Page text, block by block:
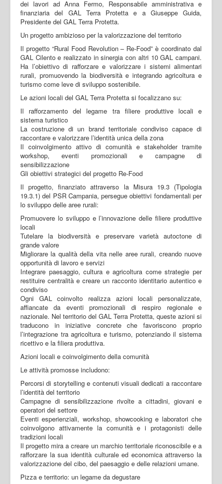
dei lavori ad Anna Fermo, Responsabile amministrativa e
finanziaria del GAL Terra Protetta e a Giuseppe Guida,
Presidente del GAL Terra Protetta.
Un progetto ambizioso per la valorizzazione del territorio
Il progetto “Rural Food Revolution – Re-Food” è coordinato dal
GAL Cilento e realizzato in sinergia con altri 10 GAL campani.
Ha l’obiettivo di rafforzare e valorizzare i sistemi alimentari
rurali, promuovendo la biodiversità e integrando agricoltura e
turismo come leve di sviluppo sostenibile.
Le azioni locali del GAL Terra Protetta si focalizzano su:
Il rafforzamento del legame tra filiere produttive locali e
sistema turistico
La costruzione di un brand territoriale condiviso capace di
raccontare e valorizzare l’identità unica della zona
Il coinvolgimento attivo di comunità e stakeholder tramite
workshop, eventi promozionali e campagne di
sensibilizzazione
Gli obiettivi strategici del progetto Re-Food
Il progetto, finanziato attraverso la Misura 19.3 (Tipologia
19.3.1) del PSR Campania, persegue obiettivi fondamentali per
lo sviluppo delle aree rurali:
Promuovere lo sviluppo e l’innovazione delle filiere produttive
locali
Tutelare la biodiversità e preservare varietà autoctone di
grande valore
Migliorare la qualità della vita nelle aree rurali, creando nuove
opportunità di lavoro e servizi
Integrare paesaggio, cultura e agricoltura come strategie per
restituire centralità e creare un racconto identitario autentico e
condiviso
Ogni GAL coinvolto realizza azioni locali personalizzate,
affiancate da eventi promozionali di respiro regionale e
nazionale. Nel territorio del GAL Terra Protetta, queste azioni si
traducono in iniziative concrete che favoriscono proprio
l’integrazione tra agricoltura e turismo, potenziando il sistema
ricettivo e la filiera produttiva.
Azioni locali e coinvolgimento della comunità
Le attività promosse includono:
Percorsi di storytelling e contenuti visuali dedicati a raccontare
l’identità del territorio
Campagne di sensibilizzazione rivolte a cittadini, giovani e
operatori del settore
Eventi esperienziali, workshop, showcooking e laboratori che
coinvolgono attivamente la comunità e i protagonisti delle
tradizioni locali
Il progetto mira a creare un marchio territoriale riconoscibile e a
rafforzare la sua identità culturale ed economica attraverso la
valorizzazione del cibo, del paesaggio e delle relazioni umane.
Pizza e territorio: un legame da degustare